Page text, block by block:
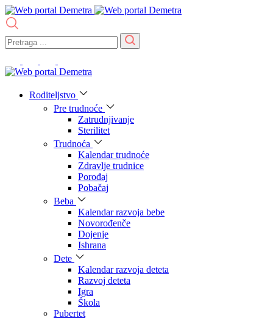
Roditeljstvo
Pre trudnoće
Zatrudnjivanje
Sterilitet
Trudnoća
Kalendar trudnoće
Zdravlje trudnice
Porođaj
Pobačaj
Beba
Kalendar razvoja bebe
Novorođenče
Dojenje
Ishrana
Dete
Kalendar razvoja deteta
Razvoj deteta
Igra
Škola
Pubertet